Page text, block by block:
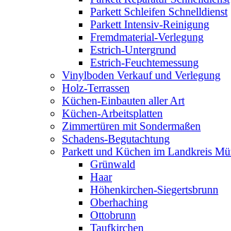
Parkett Schleifen Schnelldienst
Parkett Intensiv-Reinigung
Fremdmaterial-Verlegung
Estrich-Untergrund
Estrich-Feuchtemessung
Vinylboden Verkauf und Verlegung
Holz-Terrassen
Küchen-Einbauten aller Art
Küchen-Arbeitsplatten
Zimmertüren mit Sondermaßen
Schadens-Begutachtung
Parkett und Küchen im Landkreis
Grünwald
Haar
Höhenkirchen-Siegertsbrunn
Oberhaching
Ottobrunn
Taufkirchen